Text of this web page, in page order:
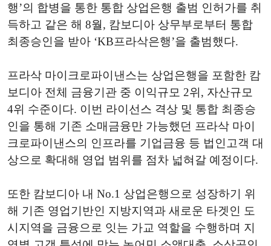
행’의 합병을 통한 통합 상업은행 출범 인허가를 취
득하고 같은 해 8월, 캄보디아 상무부로부터 통합
최종승인을 받아 ‘KB프라삭은행’을 출범했다.
프라삭 마이크로파이낸스는 상업은행을 포함한 캄
보디아 전체 금융기관 중 이익규모 2위, 자산규모
4위 수준이다. 이번 라이선스 격상 및 통합 최종승
인을 통해 기존 소매금융만 가능했던 프라삭 마이
크로파이낸스의 인프라를 기업금융 등 법인고객 대
상으로 확대해 영업 범위를 점차 넓혀갈 예정이다.
또한 캄보디아 내 No.1 상업은행으로 성장하기 위
해 기존 영업기반인 지방지역과 새로운 타겟인 도
시지역을 금융으로 잇는 가교 역할을 수행하며 지